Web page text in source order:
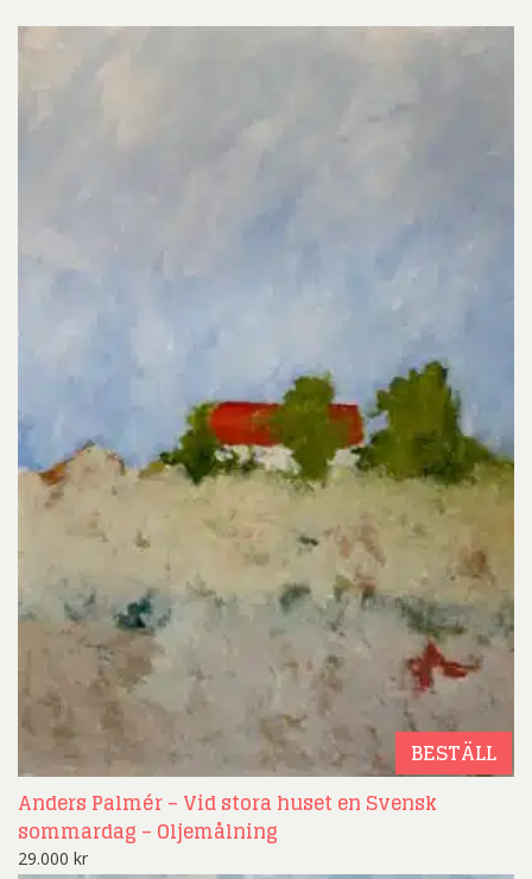
BESTÄLL
Anders Palmér – Vid stora huset en Svensk
sommardag – Oljemålning
29.000 kr